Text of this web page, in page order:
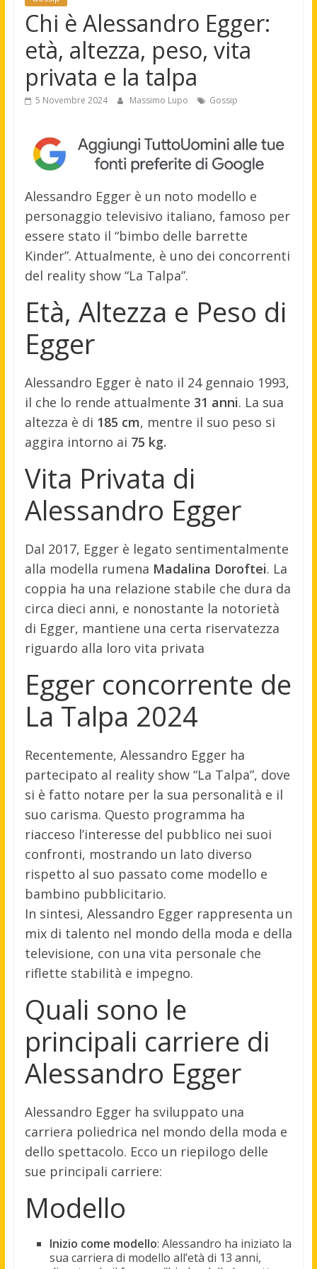
Chi è Alessandro Egger:
età, altezza, peso, vita
privata e la talpa
5 Novembre 2024 Massimo Lupo Gossip
Alessandro Egger è un noto modello e
personaggio televisivo italiano, famoso per
essere stato il “bimbo delle barrette
Kinder”. Attualmente, è uno dei concorrenti
del reality show “La Talpa”.
Età, Altezza e Peso di
Egger
Alessandro Egger è nato il 24 gennaio 1993,
il che lo rende attualmente 31 anni. La sua
altezza è di 185 cm, mentre il suo peso si
aggira intorno ai 75 kg.
Vita Privata di
Alessandro Egger
Dal 2017, Egger è legato sentimentalmente
alla modella rumena Madalina Doroftei. La
coppia ha una relazione stabile che dura da
circa dieci anni, e nonostante la notorietà
di Egger, mantiene una certa riservatezza
riguardo alla loro vita privata
Egger concorrente de
La Talpa 2024
Recentemente, Alessandro Egger ha
partecipato al reality show “La Talpa”, dove
si è fatto notare per la sua personalità e il
suo carisma. Questo programma ha
riacceso l’interesse del pubblico nei suoi
confronti, mostrando un lato diverso
rispetto al suo passato come modello e
bambino pubblicitario.
In sintesi, Alessandro Egger rappresenta un
mix di talento nel mondo della moda e della
televisione, con una vita personale che
riflette stabilità e impegno.
Quali sono le
principali carriere di
Alessandro Egger
Alessandro Egger ha sviluppato una
carriera poliedrica nel mondo della moda e
dello spettacolo. Ecco un riepilogo delle
sue principali carriere:
Modello
Inizio come modello: Alessandro ha iniziato la
sua carriera di modello all’età di 13 anni,